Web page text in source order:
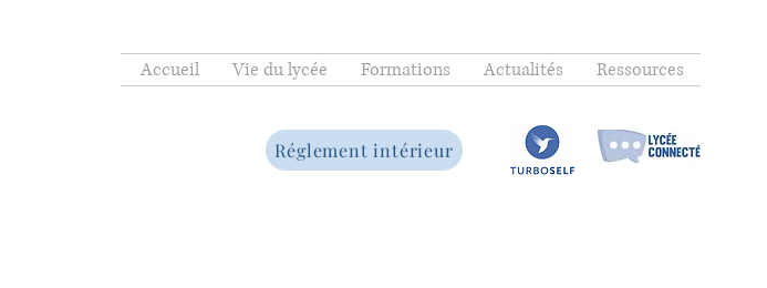
Accueil Vie du lycée Formations Actualités Ressources
Réglement intérieur